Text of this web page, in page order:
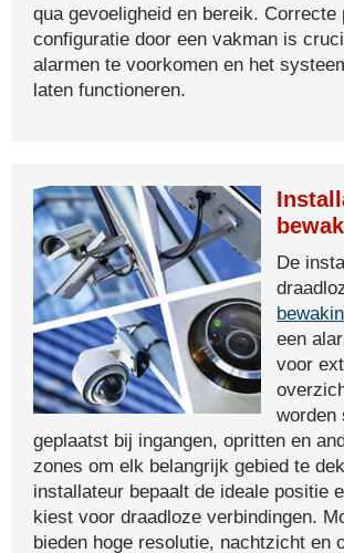
qua gevoeligheid en bereik. Correcte
configuratie door een vakman is
alarmen te voorkomen en het
laten functioneren.
De
een
voor
worden
geplaatst bij ingangen, opritten en
zones om elk belangrijk gebied te
installateur bepaalt de ideale positie
kiest voor draadloze verbindingen.
bieden hoge resolutie, nachtzicht en